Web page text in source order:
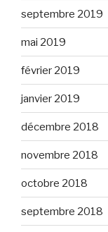
septembre 2019
mai 2019
février 2019
janvier 2019
décembre 2018
novembre 2018
octobre 2018
septembre 2018